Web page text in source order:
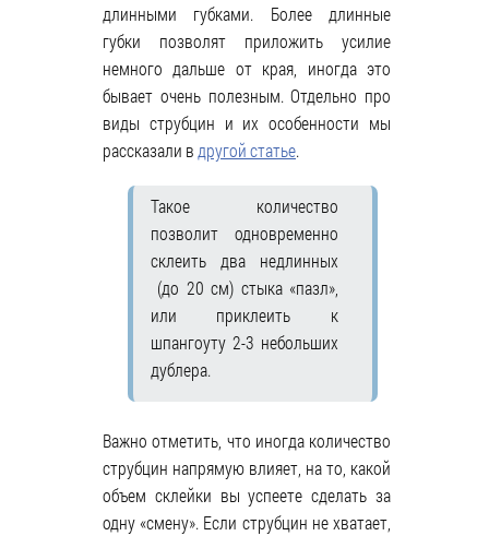
длинными губками. Более длинные
губки позволят приложить усилие
немного дальше от края, иногда это
бывает очень полезным. Отдельно про
виды струбцин и их особенности мы
рассказали вдругой статье.
Такое количество
позволит одновременно
склеить два недлинных
(до 20 см) стыка «пазл»,
или приклеить к
шпангоуту 2-3 небольших
дублера.
Важно отметить, что иногда количество
струбцин напрямую влияет, на то, какой
объем склейки вы успеете сделать за
одну «смену». Если струбцин не хватает,